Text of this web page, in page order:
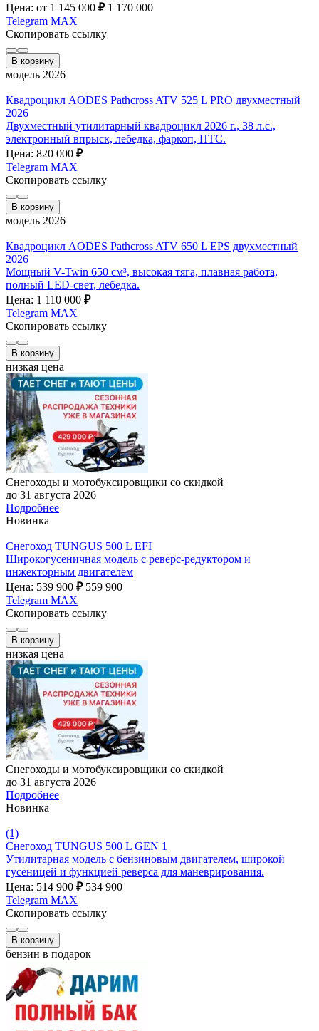
Цена: от 1 145 000 ₽ 1 170 000
Telegram MAX
Скопировать ссылку
В корзину
модель 2026
Квадроцикл AODES Pathcross ATV 525 L PRO двухместный
2026
Двухместный утилитарный квадроцикл 2026 г., 38 л.с.,
электронный впрыск, лебедка, фаркоп, ПТС.
Цена: 820 000 ₽
Telegram MAX
Скопировать ссылку
В корзину
модель 2026
Квадроцикл AODES Pathcross ATV 650 L EPS двухместный
2026
Мощный V-Twin 650 см³, высокая тяга, плавная работа,
полный LED-свет, лебедка.
Цена: 1 110 000 ₽
Telegram MAX
Скопировать ссылку
В корзину
низкая цена
Снегоходы и мотобуксировщики со скидкой
до 31 августа 2026
Подробнее
Новинка
Снегоход TUNGUS 500 L EFI
Широкогусеничная модель с реверс-редуктором и
инжекторным двигателем
Цена: 539 900 ₽ 559 900
Telegram MAX
Скопировать ссылку
В корзину
низкая цена
Снегоходы и мотобуксировщики со скидкой
до 31 августа 2026
Подробнее
Новинка
(1)
Снегоход TUNGUS 500 L GEN 1
Утилитарная модель с бензиновым двигателем, широкой
гусеницей и функцией реверса для маневрирования.
Цена: 514 900 ₽ 534 900
Telegram MAX
Скопировать ссылку
В корзину
бензин в подарок